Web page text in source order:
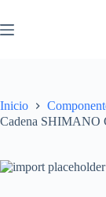
Inicio
Cadena SHIMANO